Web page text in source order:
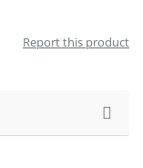
Report this product